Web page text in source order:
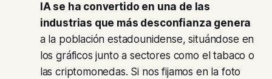
IA se ha convertido en una de las
industrias que más desconfianza genera
a la población estadounidense, situándose en
los gráficos junto a sectores como el tabaco o
las criptomonedas. Si nos fijamos en la foto